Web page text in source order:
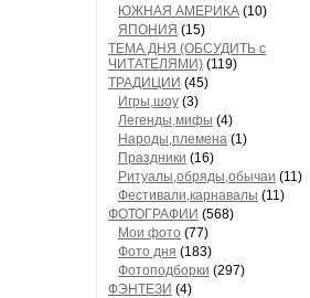
ЮЖНАЯ АМЕРИКА (10)
ЯПОНИЯ (15)
ТЕМА ДНЯ (ОБСУДИТЬ с
ЧИТАТЕЛЯМИ) (119)
ТРАДИЦИИ (45)
Игры,шоу (3)
Легенды,мифы (4)
Народы,племена (1)
Праздники (16)
Ритуалы,обряды,обычаи (11)
Фестивали,карнавалы (11)
ФОТОГРАФИИ (568)
Мои фото (77)
Фото дня (183)
Фотоподборки (297)
ФЭНТЕЗИ (4)